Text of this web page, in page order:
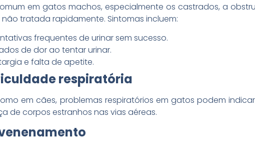
em gatos machos, especialmente os castrados, a
tratada rapidamente. Sintomas incluem:
frequentes de urinar sem sucesso.
de dor ao tentar urinar.
e falta de apetite.
respiratória
em cães, problemas respiratórios em gatos podem
de corpos estranhos nas vias aéreas.